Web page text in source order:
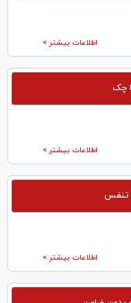
اطلاعات بیشتر >
چک
اطلاعات بیشتر >
تنفس
اطلاعات بیشتر >